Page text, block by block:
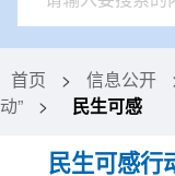
首页 > 信息公开
动”
> 民生可感
民生可感行